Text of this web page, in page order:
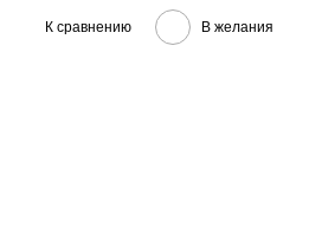
К сравнению В желания